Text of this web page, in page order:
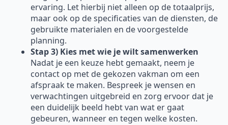
ervaring. Let hierbij niet alleen op de totaalprijs,
maar ook op de specificaties van de diensten, de
gebruikte materialen en de voorgestelde
planning.
Stap 3) Kies met wie je wilt samenwerken
Nadat je een keuze hebt gemaakt, neem je
contact op met de gekozen vakman om een
afspraak te maken. Bespreek je wensen en
verwachtingen uitgebreid en zorg ervoor dat je
een duidelijk beeld hebt van wat er gaat
gebeuren, wanneer en tegen welke kosten.